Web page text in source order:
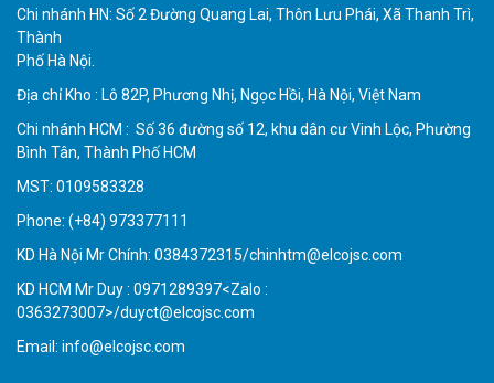
Chi nhánh HN: Số 2 Đường Quang Lai, Thôn Lưu Phái, Xã Thanh Trì,
Thành
Phố Hà Nội.
Địa chỉ Kho : Lô 82P, Phương Nhị, Ngọc Hồi, Hà Nội, Việt Nam
Chi nhánh HCM : Số 36 đường số 12, khu dân cư Vinh Lộc, Phường
Bình Tân, Thành Phố HCM
MST: 0109583328
Phone: (+84) 973377111
KD Hà Nội Mr Chính: 0384372315/chinhtm@elcojsc.com
KD HCM Mr Duy : 0971289397<Zalo :
0363273007>/duyct@elcojsc.com
Email: info@elcojsc.com